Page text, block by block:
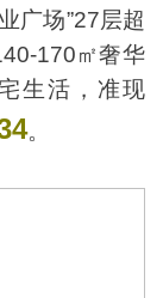
广场”27层超
170㎡奢华
生活，准现
。